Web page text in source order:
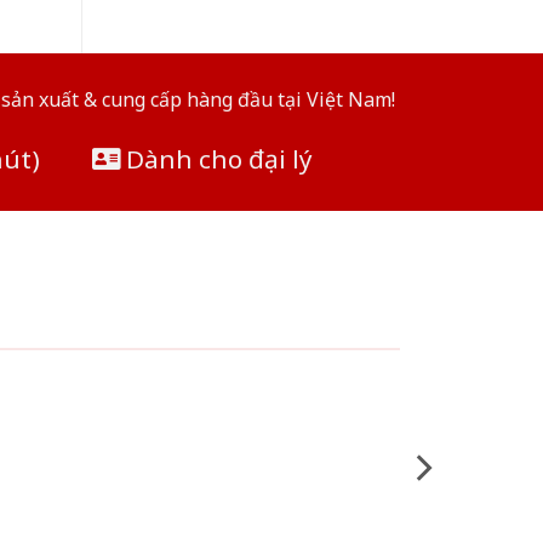
xuất & cung cấp hàng đầu tại Việt Nam!
Dành cho đại lý